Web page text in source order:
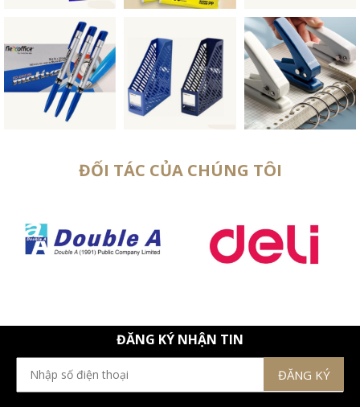
ĐỐI TÁC CỦA CHÚNG TÔI
ĐĂNG KÝ NHẬN TIN